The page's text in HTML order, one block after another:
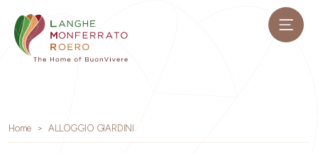
Home ALLOGGIO GIARDINI